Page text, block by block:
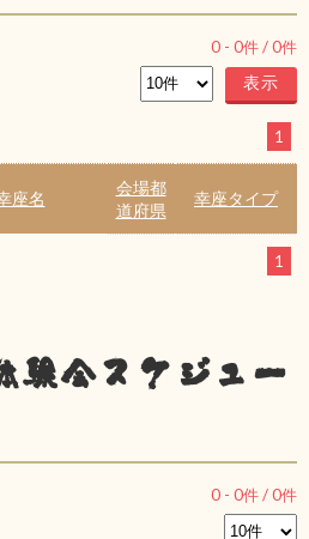
0 - 0件 /0件
1
座名
会場都
道府県
幸座タイプ
1
験会スケジュー
0 - 0件 /0件